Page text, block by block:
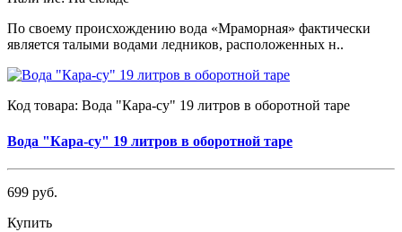
По своему происхождению вода «Мраморная» фактически
является талыми водами ледников, расположенных н..
Код товара: Вода "Кара-су" 19 литров в оборотной таре
Вода "Кара-су" 19 литров в оборотной таре
699 руб.
Купить